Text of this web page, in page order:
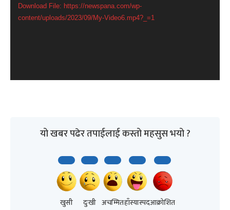
l
Download File: https://newspana.com/wp-
content/uploads/2023/09/My-Video6.mp4?_=1
यो खबर पढेर तपाईलाई कस्तो महसुस भयो ?
खुसी दुःखी अचम्मितहाँस्यास्पदआक्रोशित